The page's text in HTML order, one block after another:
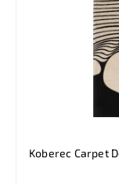
Koberec Carpet